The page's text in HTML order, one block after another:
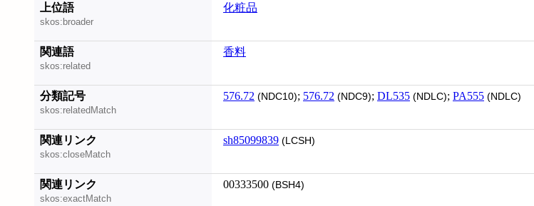
上位語
skos:broader
化粧品
関連語
skos:related
香料
分類記号
skos:relatedMatch
576.72 (NDC10); 576.72 (NDC9); DL535 (NDLC); PA555 (NDLC)
関連リンク
skos:closeMatch
sh85099839 (LCSH)
関連リンク
skos:exactMatch
00333500 (BSH4)